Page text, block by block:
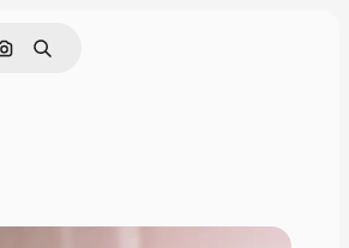
Nach Bild suchen
Suchen